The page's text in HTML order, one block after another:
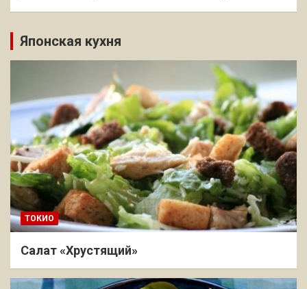
Японская кухня
ТОКИО
Салат «Хрустящий»